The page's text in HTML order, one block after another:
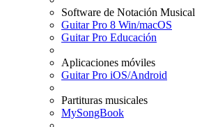
Software de Notación Musical
Guitar Pro 8 Win/macOS
Guitar Pro Educación
Aplicaciones móviles
Guitar Pro iOS/Android
Partituras musicales
MySongBook